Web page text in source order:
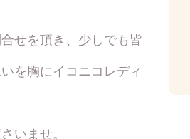
せを頂き、少しでも皆
を胸にイコニコレディ
いませ。